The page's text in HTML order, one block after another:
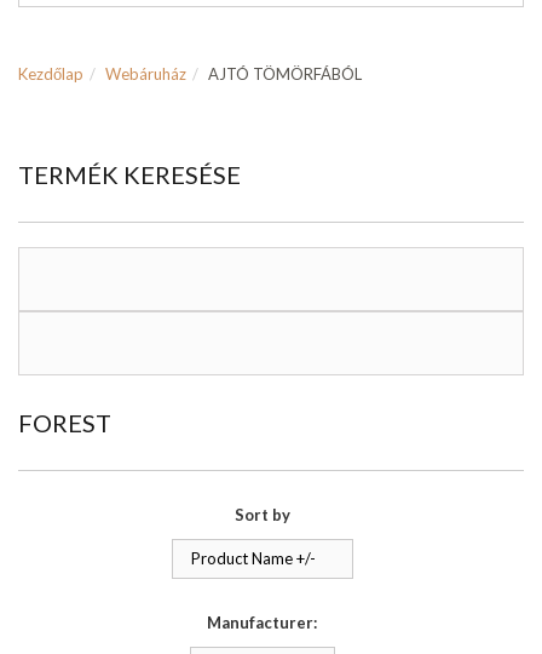
Kezdőlap Webáruház AJTÓ TÖMÖRFÁBÓL
TERMÉK KERESÉSE
FOREST
Sort by
Product Name +/-
Manufacturer: